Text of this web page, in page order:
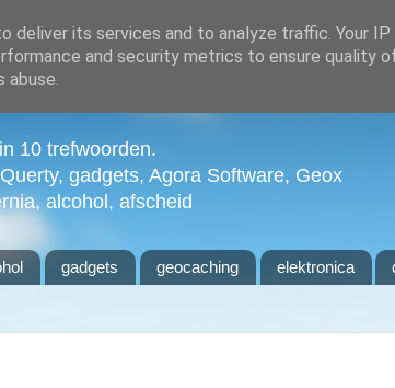
10 trefwoorden.
gadgets, Agora Software, Geox
alcohol, afscheid
gadgets geocaching elektronica
deliver its services and to analyze traffic. Your
and security metrics to ensure quality
abuse.